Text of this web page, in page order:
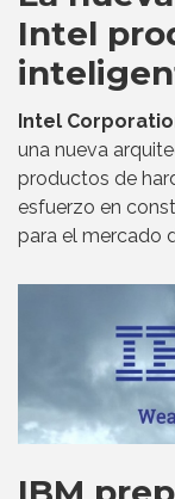
Intel
Intel
una nueva
productos de
esfuerzo en
para el mercado